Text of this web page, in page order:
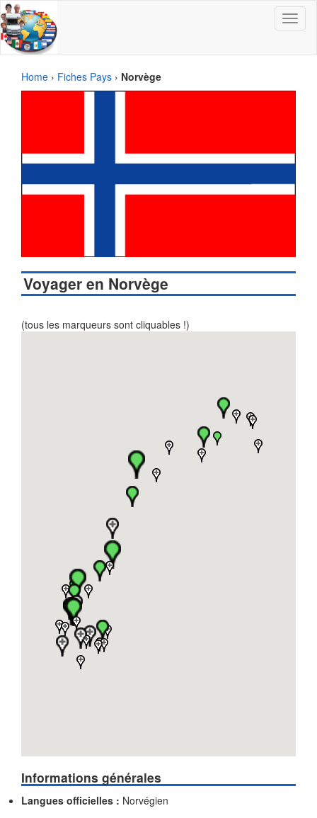
Toggle
Home › Fiches Pays › Norvège
Voyager en Norvège
(tous les marqueurs sont cliquables !)
Informations générales
Langues officielles : Norvégien